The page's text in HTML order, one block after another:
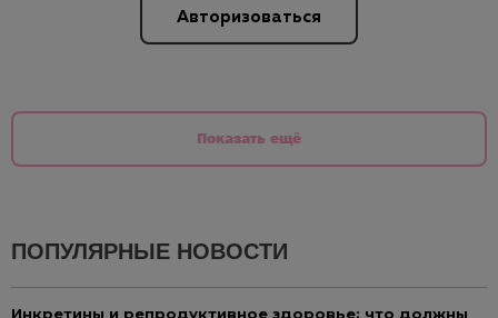
Авторизоваться
Показать ещё
ПОПУЛЯРНЫЕ НОВОСТИ
Инкретины и репродуктивное здоровье: что должны